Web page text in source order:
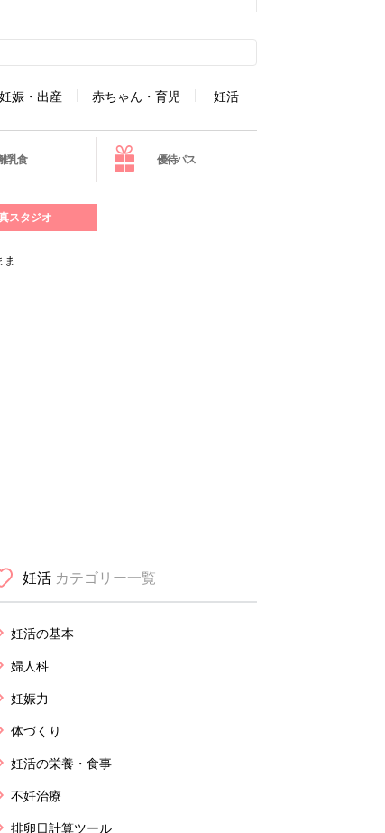
妊娠・出産 赤ちゃん・育児 妊活
乳食 優待パス
スタジオ
妊活 カテゴリー一覧
妊活の基本
婦人科
妊娠力
体づくり
妊活の栄養・食事
不妊治療
排卵日計算ツール